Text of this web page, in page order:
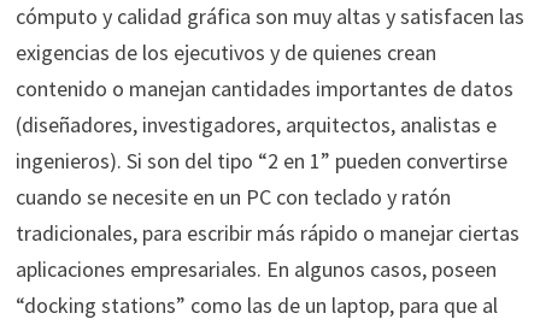
cómputo y calidad gráfica son muy altas y satisfacen las
exigencias de los ejecutivos y de quienes crean
contenido o manejan cantidades importantes de datos
(diseñadores, investigadores, arquitectos, analistas e
ingenieros). Si son del tipo “2 en 1” pueden convertirse
cuando se necesite en un PC con teclado y ratón
tradicionales, para escribir más rápido o manejar ciertas
aplicaciones empresariales. En algunos casos, poseen
“docking stations” como las de un laptop, para que al